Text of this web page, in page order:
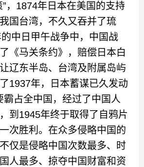
”，1874年日本在美国的支持
国台湾，不久又吞并了琉
中日甲午战争中，中国战
《马关条约》，赔偿日本白
辽东半岛、台湾及附属岛屿
1937年，日本蓄谋已久发动
霸占全中国，经过了中国人
到1945年终于取得了自鸦片
次胜利。在众多侵略中国的
仅是侵略中国次数最多、时
人最多、掠夺中国财富和资